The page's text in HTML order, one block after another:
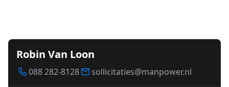
Robin Van Loon
088 282-8128 sollicitaties@manpower.nl